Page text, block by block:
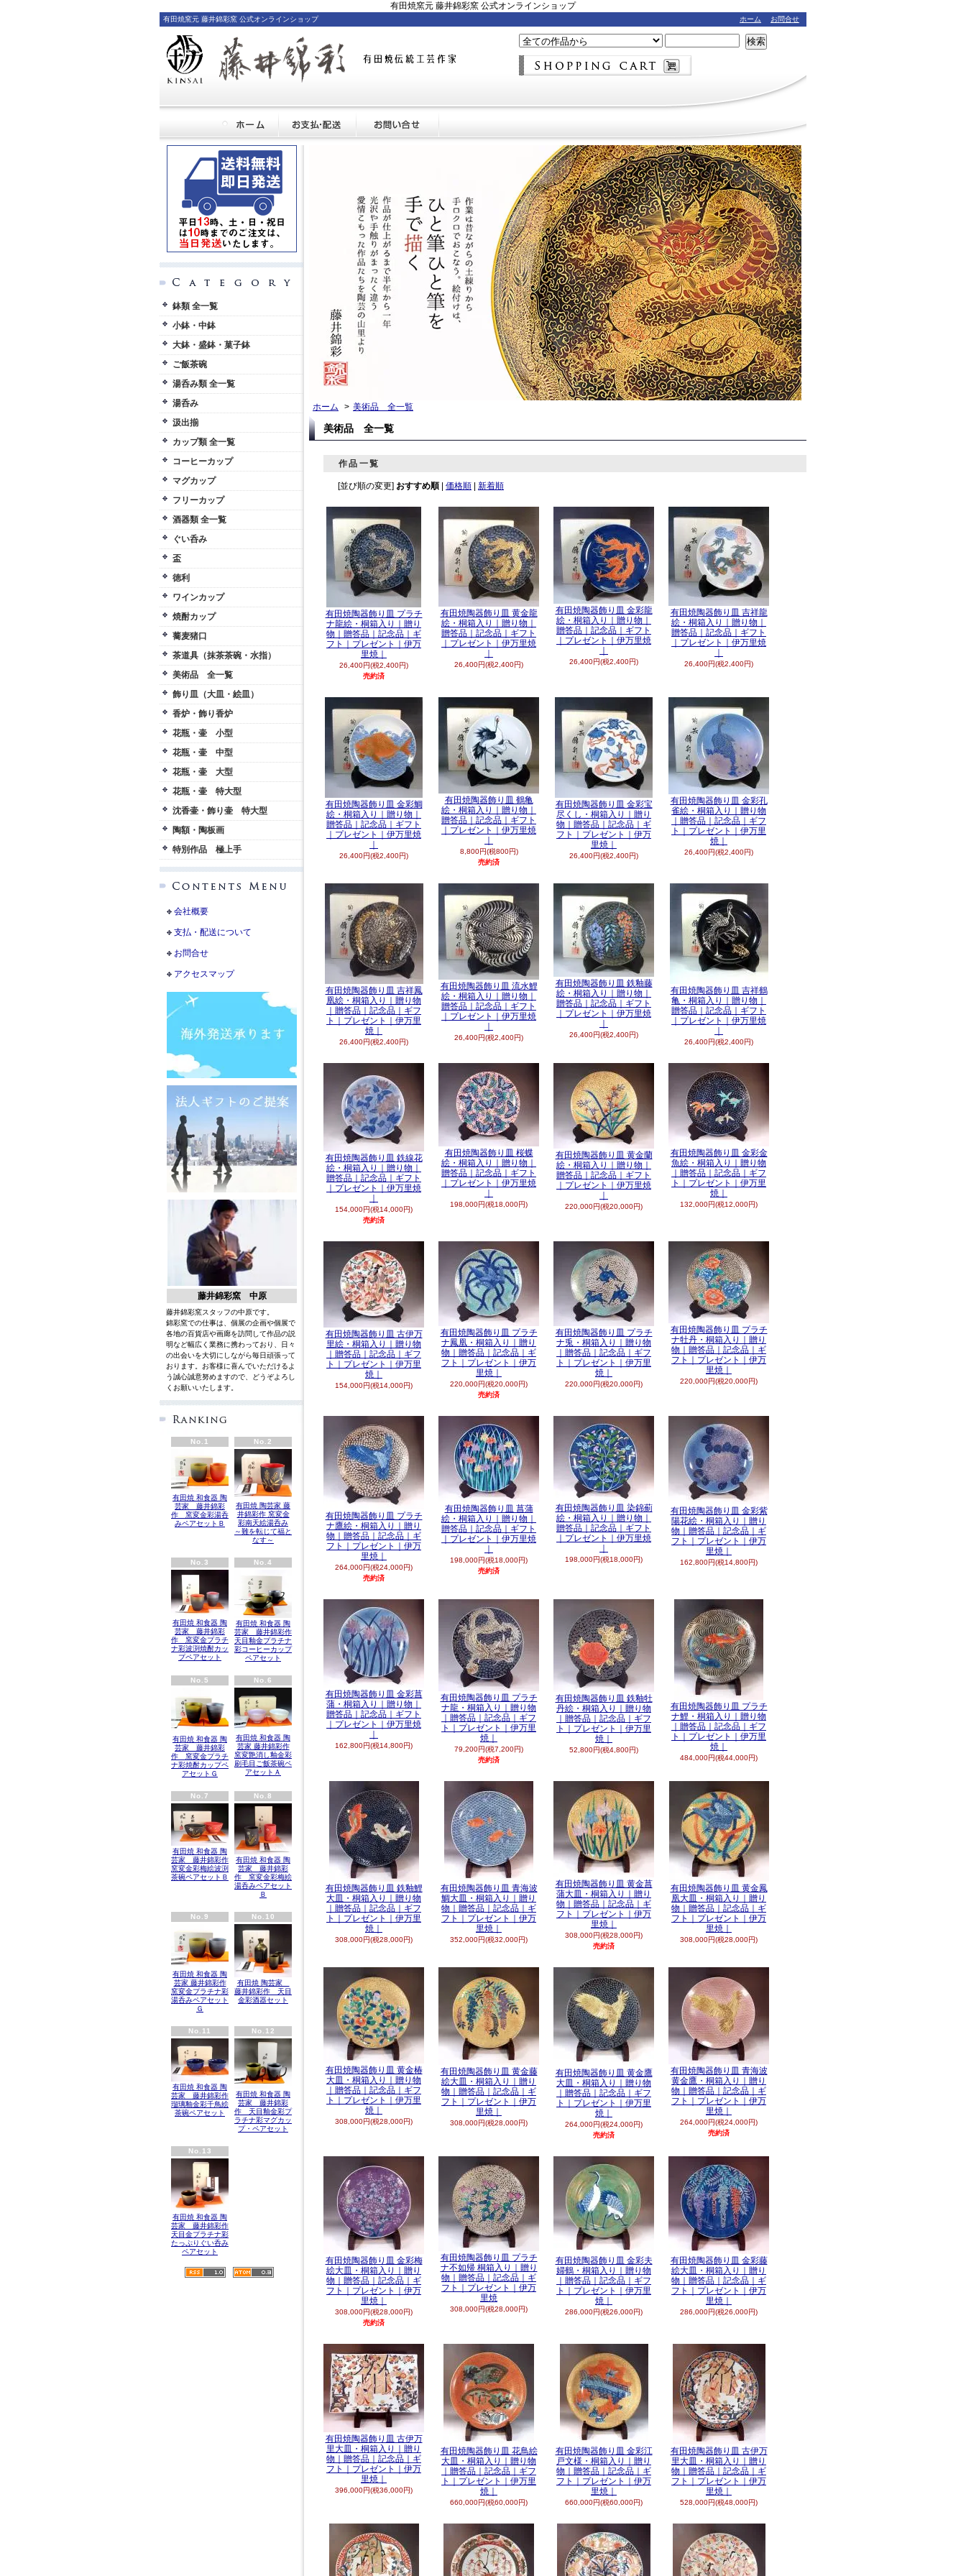
有田焼窯元 藤井錦彩窯 公式オンラインショップ
有田焼窯元 藤井錦彩窯 公式オンラインショップ ホーム お問合せ
検索
鉢類 全一覧
小鉢・中鉢
大鉢・盛鉢・菓子鉢
ご飯茶碗
湯呑み類 全一覧
湯呑み
汲出揃
カップ類 全一覧
コーヒーカップ
マグカップ
フリーカップ
酒器類 全一覧
ぐい呑み
盃
徳利
ワインカップ
焼酎カップ
蕎麦猪口
茶道具（抹茶茶碗・水指）
美術品 全一覧
飾り皿（大皿・絵皿）
香炉・飾り香炉
花瓶・壷 小型
花瓶・壷 中型
花瓶・壷 大型
花瓶・壷 特大型
沈香壷・飾り壷 特大型
陶額・陶板画
特別作品 極上手
会社概要
支払・配送について
お問合せ
アクセスマップ
藤井錦彩窯 中原
藤井錦彩窯スタッフの中原です。
錦彩窯での仕事は、個展の企画や個展で
各地の百貨店や画廊を訪問して作品の説
明など幅広く業務に携わっており、日々
の出会いを大切にしながら毎日頑張って
おります。お客様に喜んでいただけるよ
う誠心誠意努めますので、どうぞよろし
くお願いいたします。
No.1
有田焼 和食器 陶
芸家 藤井錦彩
作 窯変金彩湯呑
みペアセットＢ
No.2
有田焼 陶芸家 藤
井錦彩作 窯変金
彩南天絵湯呑み
～難を転じて福と
なす～
No.3
有田焼 和食器 陶
芸家 藤井錦彩
作 窯変金プラチ
ナ彩波渕焼酎カッ
プペアセット
No.4
有田焼 和食器 陶
芸家 藤井錦彩作
天目釉金プラチナ
彩コーヒーカップ
ペアセット
No.5
有田焼 和食器 陶
芸家 藤井錦彩
作 窯変金プラチ
ナ彩焼酎カップペ
アセットＧ
No.6
有田焼 和食器 陶
芸家 藤井錦彩作
窯変艶消し釉金彩
刷毛目ご飯茶碗ペ
アセットＡ
No.7
有田焼 和食器 陶
芸家 藤井錦彩作
窯変金彩梅絵波渕
茶碗ペアセットＢ
No.8
有田焼 和食器 陶
芸家 藤井錦彩
作 窯変金彩梅絵
湯呑みペアセット
Ｂ
No.9
有田焼 和食器 陶
芸家 藤井錦彩作
窯変金プラチナ彩
湯呑みペアセット
Ｇ
No.10
有田焼 陶芸家
藤井錦彩作 天目
金彩酒器セット
No.11
有田焼 和食器 陶
芸家 藤井錦彩作
瑠璃釉金彩千鳥絵
茶碗ペアセット
No.12
有田焼 和食器 陶
芸家 藤井錦彩
作 天目釉金彩プ
ラチナ彩マグカッ
プ・ペアセット
No.13
有田焼 和食器 陶
芸家 藤井錦彩作
天目金プラチナ彩
たっぷりぐい呑み
ペアセット
ホーム > 美術品 全一覧
美術品 全一覧
作品一覧
[並び順の変更] おすすめ順 価格順 新着順
有田焼陶器飾り皿 プラチ
ナ龍絵・桐箱入り｜贈り
物｜贈答品｜記念品｜ギ
フト｜プレゼント｜伊万
里焼｜
26,400円(税2,400円)
売約済
有田焼陶器飾り皿 黄金龍
絵・桐箱入り｜贈り物｜
贈答品｜記念品｜ギフト
｜プレゼント｜伊万里焼
26,400円(税2,400円)
有田焼陶器飾り皿 金彩龍
絵・桐箱入り｜贈り物｜
贈答品｜記念品｜ギフト
｜プレゼント｜伊万里焼
26,400円(税2,400円)
有田焼陶器飾り皿 吉祥龍
絵・桐箱入り｜贈り物｜
贈答品｜記念品｜ギフト
｜プレゼント｜伊万里焼
26,400円(税2,400円)
有田焼陶器飾り皿 金彩鯛
絵・桐箱入り｜贈り物｜
贈答品｜記念品｜ギフト
｜プレゼント｜伊万里焼
26,400円(税2,400円)
有田焼陶器飾り皿 鶴亀
絵・桐箱入り｜贈り物｜
贈答品｜記念品｜ギフト
｜プレゼント｜伊万里焼
8,800円(税800円)
売約済
有田焼陶器飾り皿 金彩宝
尽くし・桐箱入り｜贈り
物｜贈答品｜記念品｜ギ
フト｜プレゼント｜伊万
里焼｜
26,400円(税2,400円)
有田焼陶器飾り皿 金彩孔
雀絵・桐箱入り｜贈り物
｜贈答品｜記念品｜ギフ
ト｜プレゼント｜伊万里
焼｜
26,400円(税2,400円)
有田焼陶器飾り皿 吉祥鳳
凰絵・桐箱入り｜贈り物
｜贈答品｜記念品｜ギフ
ト｜プレゼント｜伊万里
焼｜
26,400円(税2,400円)
有田焼陶器飾り皿 流水鯉
絵・桐箱入り｜贈り物｜
贈答品｜記念品｜ギフト
｜プレゼント｜伊万里焼
26,400円(税2,400円)
有田焼陶器飾り皿 鉄釉藤
絵・桐箱入り｜贈り物｜
贈答品｜記念品｜ギフト
｜プレゼント｜伊万里焼
26,400円(税2,400円)
有田焼陶器飾り皿 吉祥鶴
亀・桐箱入り｜贈り物｜
贈答品｜記念品｜ギフト
｜プレゼント｜伊万里焼
26,400円(税2,400円)
有田焼陶器飾り皿 鉄線花
絵・桐箱入り｜贈り物｜
贈答品｜記念品｜ギフト
｜プレゼント｜伊万里焼
154,000円(税14,000円)
売約済
有田焼陶器飾り皿 桜蝶
絵・桐箱入り｜贈り物｜
贈答品｜記念品｜ギフト
｜プレゼント｜伊万里焼
198,000円(税18,000円)
有田焼陶器飾り皿 黄金蘭
絵・桐箱入り｜贈り物｜
贈答品｜記念品｜ギフト
｜プレゼント｜伊万里焼
220,000円(税20,000円)
有田焼陶器飾り皿 金彩金
魚絵・桐箱入り｜贈り物
｜贈答品｜記念品｜ギフ
ト｜プレゼント｜伊万里
焼｜
132,000円(税12,000円)
有田焼陶器飾り皿 古伊万
里絵・桐箱入り｜贈り物
｜贈答品｜記念品｜ギフ
ト｜プレゼント｜伊万里
焼｜
154,000円(税14,000円)
有田焼陶器飾り皿 プラチ
ナ鳳凰・桐箱入り｜贈り
物｜贈答品｜記念品｜ギ
フト｜プレゼント｜伊万
里焼｜
220,000円(税20,000円)
売約済
有田焼陶器飾り皿 プラチ
ナ兎・桐箱入り｜贈り物
｜贈答品｜記念品｜ギフ
ト｜プレゼント｜伊万里
焼｜
220,000円(税20,000円)
有田焼陶器飾り皿 プラチ
ナ牡丹・桐箱入り｜贈り
物｜贈答品｜記念品｜ギ
フト｜プレゼント｜伊万
里焼｜
220,000円(税20,000円)
有田焼陶器飾り皿 プラチ
ナ鷹絵・桐箱入り｜贈り
物｜贈答品｜記念品｜ギ
フト｜プレゼント｜伊万
里焼｜
264,000円(税24,000円)
売約済
有田焼陶器飾り皿 菖蒲
絵・桐箱入り｜贈り物｜
贈答品｜記念品｜ギフト
｜プレゼント｜伊万里焼
198,000円(税18,000円)
売約済
有田焼陶器飾り皿 染錦薊
絵・桐箱入り｜贈り物｜
贈答品｜記念品｜ギフト
｜プレゼント｜伊万里焼
198,000円(税18,000円)
有田焼陶器飾り皿 金彩紫
陽花絵・桐箱入り｜贈り
物｜贈答品｜記念品｜ギ
フト｜プレゼント｜伊万
里焼｜
162,800円(税14,800円)
有田焼陶器飾り皿 金彩菖
蒲・桐箱入り｜贈り物｜
贈答品｜記念品｜ギフト
｜プレゼント｜伊万里焼
162,800円(税14,800円)
有田焼陶器飾り皿 プラチ
ナ龍・桐箱入り｜贈り物
｜贈答品｜記念品｜ギフ
ト｜プレゼント｜伊万里
焼｜
79,200円(税7,200円)
売約済
有田焼陶器飾り皿 鉄釉牡
丹絵・桐箱入り｜贈り物
｜贈答品｜記念品｜ギフ
ト｜プレゼント｜伊万里
焼｜
52,800円(税4,800円)
有田焼陶器飾り皿 プラチ
ナ鯉・桐箱入り｜贈り物
｜贈答品｜記念品｜ギフ
ト｜プレゼント｜伊万里
焼｜
484,000円(税44,000円)
有田焼陶器飾り皿 鉄釉鯉
大皿・桐箱入り｜贈り物
｜贈答品｜記念品｜ギフ
ト｜プレゼント｜伊万里
焼｜
308,000円(税28,000円)
有田焼陶器飾り皿 青海波
鯛大皿・桐箱入り｜贈り
物｜贈答品｜記念品｜ギ
フト｜プレゼント｜伊万
里焼｜
352,000円(税32,000円)
有田焼陶器飾り皿 黄金菖
蒲大皿・桐箱入り｜贈り
物｜贈答品｜記念品｜ギ
フト｜プレゼント｜伊万
里焼｜
308,000円(税28,000円)
売約済
有田焼陶器飾り皿 黄金鳳
凰大皿・桐箱入り｜贈り
物｜贈答品｜記念品｜ギ
フト｜プレゼント｜伊万
里焼｜
308,000円(税28,000円)
有田焼陶器飾り皿 黄金椿
大皿・桐箱入り｜贈り物
｜贈答品｜記念品｜ギフ
ト｜プレゼント｜伊万里
焼｜
308,000円(税28,000円)
有田焼陶器飾り皿 黄金藤
絵大皿・桐箱入り｜贈り
物｜贈答品｜記念品｜ギ
フト｜プレゼント｜伊万
里焼｜
308,000円(税28,000円)
有田焼陶器飾り皿 黄金鷹
大皿・桐箱入り｜贈り物
｜贈答品｜記念品｜ギフ
ト｜プレゼント｜伊万里
焼｜
264,000円(税24,000円)
売約済
有田焼陶器飾り皿 青海波
黄金鷹・桐箱入り｜贈り
物｜贈答品｜記念品｜ギ
フト｜プレゼント｜伊万
里焼｜
264,000円(税24,000円)
売約済
有田焼陶器飾り皿 金彩梅
絵大皿・桐箱入り｜贈り
物｜贈答品｜記念品｜ギ
フト｜プレゼント｜伊万
里焼｜
308,000円(税28,000円)
売約済
有田焼陶器飾り皿 プラチ
ナ不如帰 桐箱入り｜贈り
物｜贈答品｜記念品｜ギ
フト｜プレゼント｜伊万
里焼
308,000円(税28,000円)
有田焼陶器飾り皿 金彩夫
婦鶴・桐箱入り｜贈り物
｜贈答品｜記念品｜ギフ
ト｜プレゼント｜伊万里
焼｜
286,000円(税26,000円)
有田焼陶器飾り皿 金彩藤
絵大皿・桐箱入り｜贈り
物｜贈答品｜記念品｜ギ
フト｜プレゼント｜伊万
里焼｜
286,000円(税26,000円)
有田焼陶器飾り皿 古伊万
里大皿・桐箱入り｜贈り
物｜贈答品｜記念品｜ギ
フト｜プレゼント｜伊万
里焼｜
396,000円(税36,000円)
有田焼陶器飾り皿 花鳥絵
大皿・桐箱入り｜贈り物
｜贈答品｜記念品｜ギフ
ト｜プレゼント｜伊万里
焼｜
660,000円(税60,000円)
有田焼陶器飾り皿 金彩江
戸文様・桐箱入り｜贈り
物｜贈答品｜記念品｜ギ
フト｜プレゼント｜伊万
里焼｜
660,000円(税60,000円)
有田焼陶器飾り皿 古伊万
里大皿・桐箱入り｜贈り
物｜贈答品｜記念品｜ギ
フト｜プレゼント｜伊万
里焼｜
528,000円(税48,000円)